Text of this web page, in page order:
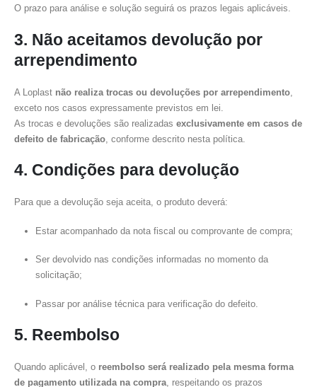
O prazo para análise e solução seguirá os prazos legais aplicáveis.
3. Não aceitamos devolução por
arrependimento
A Loplast não realiza trocas ou devoluções por arrependimento
exceto nos casos expressamente previstos em lei.
As trocas e devoluções são realizadas exclusivamente em casos de
defeito de fabricação , conforme descrito nesta política.
4. Condições para devolução
Para que a devolução seja aceita, o produto deverá:
Estar acompanhado da nota fiscal ou comprovante de compra;
Ser devolvido nas condições informadas no momento da
solicitação;
Passar por análise técnica para verificação do defeito.
5. Reembolso
Quando aplicável, o reembolso será realizado pela mesma forma
de pagamento utilizada na compra, respeitando os prazos